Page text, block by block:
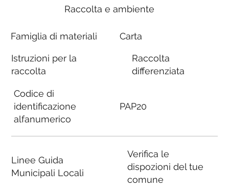
Raccolta e ambiente
Famiglia di materiali
Istruzioni per la
raccolta
Codice di
identificazione
alfanumerico
Linee Guida
Municipali Locali
Carta
Raccolta
differenziata
PAP20
Verifica le
dispozioni del tue
comune